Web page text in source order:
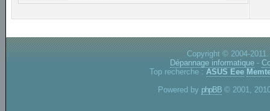
Copyright © 2004-
Dépannage informatique -
Top recherche : ASUS Eee
Powered by phpBB © 2001,